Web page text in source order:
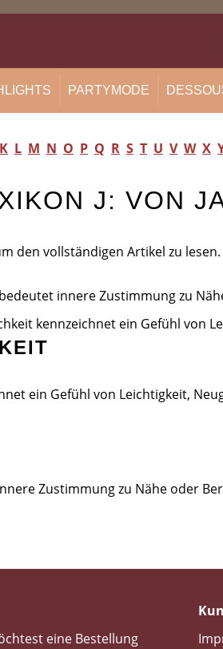
PARTYMODE
K L M N O P Q R S T U V W X
J: VON
den vollständigen Artikel zu lesen.
bedeutet innere Zustimmung zu
kennzeichnet ein Gefühl von
ein Gefühl von Leichtigkeit,
Zustimmung zu Nähe oder
eine Bestellung